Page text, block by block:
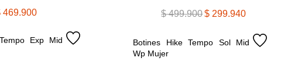
469.900
Exp Mid
$ 499.900$ 299.940
Botines Hike Tempo Sol Mid
Wp Mujer